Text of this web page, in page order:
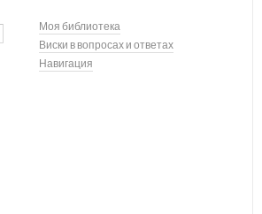
Моя библиотека
Виски в вопросах и ответах
Навигация